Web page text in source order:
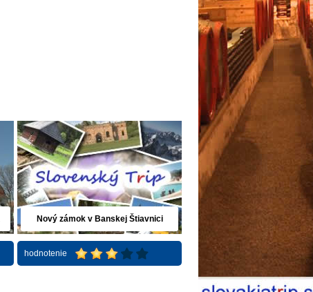
Nový zámok v Banskej Štiavnici
hodnotenie